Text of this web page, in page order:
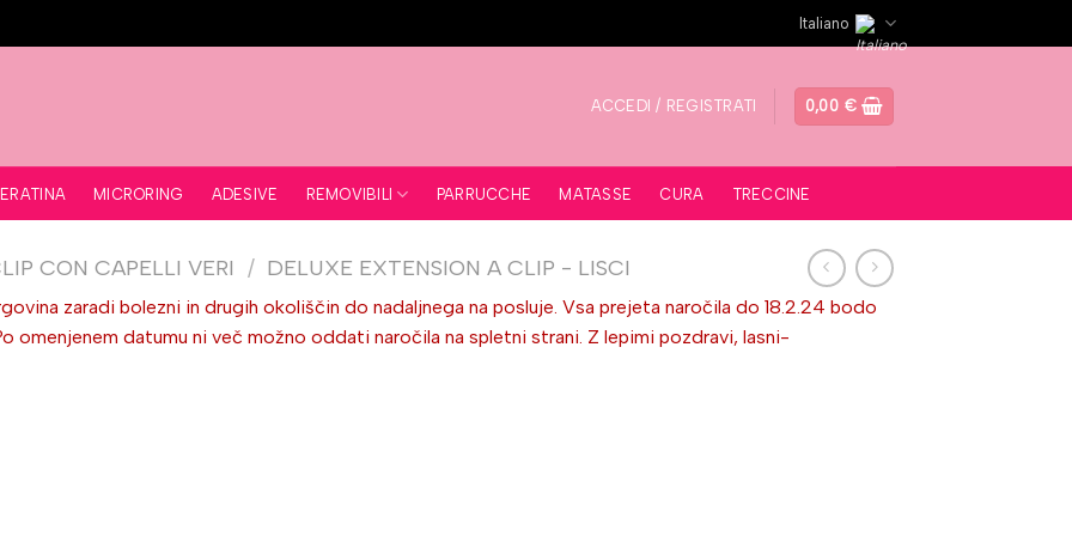
Italiano
ACCEDI / REGISTRATI 0,00 €
MICRORING ADESIVE REMOVIBILI PARRUCCHE MATASSE CURA TRECCINE
CON CAPELLI VERI / DELUXE EXTENSION A CLIP - LISCI
zaradi bolezni in drugih okoliščin do nadaljnega na posluje. Vsa prejeta naročila do 18.2.24 bodo
omenjenem datumu ni več možno oddati naročila na spletni strani. Z lepimi pozdravi, lasni-